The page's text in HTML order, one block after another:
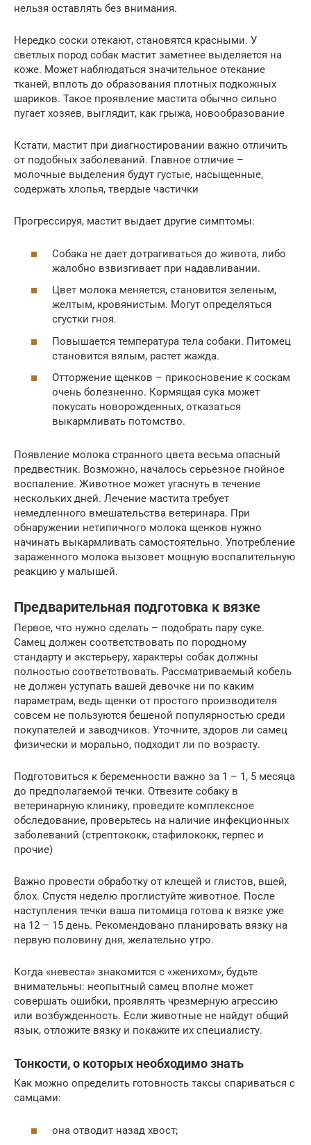
нельзя оставлять без внимания.
Нередко соски отекают, становятся красными. У
светлых пород собак мастит заметнее выделяется на
коже. Может наблюдаться значительное отекание
тканей, вплоть до образования плотных подкожных
шариков. Такое проявление мастита обычно сильно
пугает хозяев, выглядит, как грыжа, новообразование
Кстати, мастит при диагностировании важно отличить
от подобных заболеваний. Главное отличие –
молочные выделения будут густые, насыщенные,
содержать хлопья, твердые частички
Прогрессируя, мастит выдает другие симптомы:
Собака не дает дотрагиваться до живота, либо
жалобно взвизгивает при надавливании.
Цвет молока меняется, становится зеленым,
желтым, кровянистым. Могут определяться
сгустки гноя.
Повышается температура тела собаки. Питомец
становится вялым, растет жажда.
Отторжение щенков – прикосновение к соскам
очень болезненно. Кормящая сука может
покусать новорожденных, отказаться
выкармливать потомство.
Появление молока странного цвета весьма опасный
предвестник. Возможно, началось серьезное гнойное
воспаление. Животное может угаснуть в течение
нескольких дней. Лечение мастита требует
немедленного вмешательства ветеринара. При
обнаружении нетипичного молока щенков нужно
начинать выкармливать самостоятельно. Употребление
зараженного молока вызовет мощную воспалительную
реакцию у малышей.
Предварительная подготовка к вязке
Первое, что нужно сделать – подобрать пару суке.
Самец должен соответствовать по породному
стандарту и экстерьеру, характеры собак должны
полностью соответствовать. Рассматриваемый кобель
не должен уступать вашей девочке ни по каким
параметрам, ведь щенки от простого производителя
совсем не пользуются бешеной популярностью среди
покупателей и заводчиков. Уточните, здоров ли самец
физически и морально, подходит ли по возрасту.
Подготовиться к беременности важно за 1 – 1, 5 месяца
до предполагаемой течки. Отвезите собаку в
ветеринарную клинику, проведите комплексное
обследование, проверьтесь на наличие инфекционных
заболеваний (стрептококк, стафилококк, герпес и
прочие)
Важно провести обработку от клещей и глистов, вшей,
блох. Спустя неделю проглистуйте животное. После
наступления течки ваша питомица готова к вязке уже
на 12 – 15 день. Рекомендовано планировать вязку на
первую половину дня, желательно утро.
Когда «невеста» знакомится с «женихом», будьте
внимательны: неопытный самец вполне может
совершать ошибки, проявлять чрезмерную агрессию
или возбужденность. Если животные не найдут общий
язык, отложите вязку и покажите их специалисту.
Тонкости, о которых необходимо знать
Как можно определить готовность таксы спариваться с
самцами:
она отводит назад хвост;